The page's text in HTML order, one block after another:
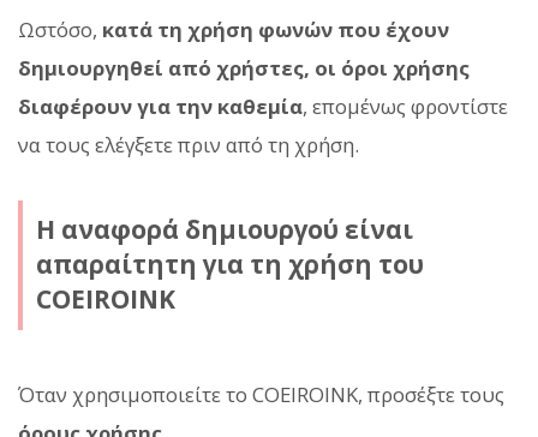
Ωστόσο, κατά τη χρήση φωνών που έχουν
δημιουργηθεί από χρήστες, οι όροι χρήσης
διαφέρουν για την καθεμία, επομένως φροντίστε
να τους ελέγξετε πριν από τη χρήση.
Η αναφορά δημιουργού είναι
απαραίτητη για τη χρήση του
COEIROINK
Όταν χρησιμοποιείτε το COEIROINK, προσέξτε τους